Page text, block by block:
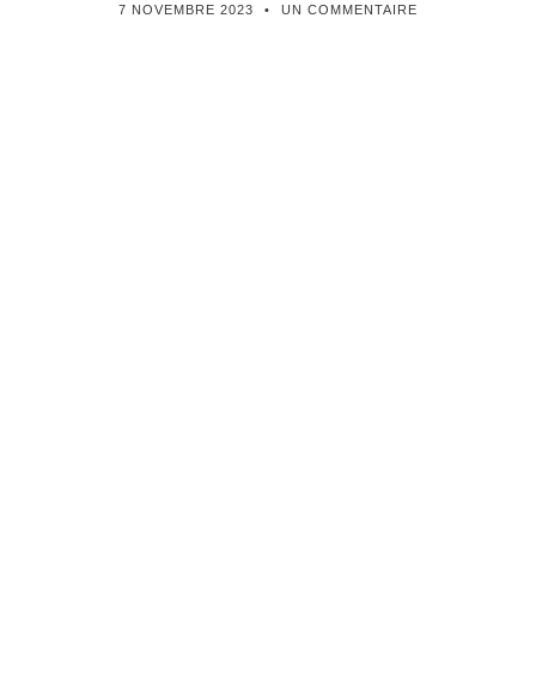
7 NOVEMBRE 2023 UN COMMENTAIRE